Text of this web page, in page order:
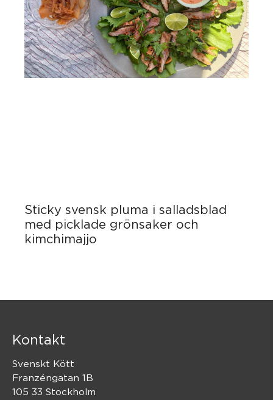
Sticky svensk pluma i salladsblad
med picklade grönsaker och
kimchimajjo
Kontakt
Svenskt Kött
Franzéngatan 1B
105 33 Stockholm